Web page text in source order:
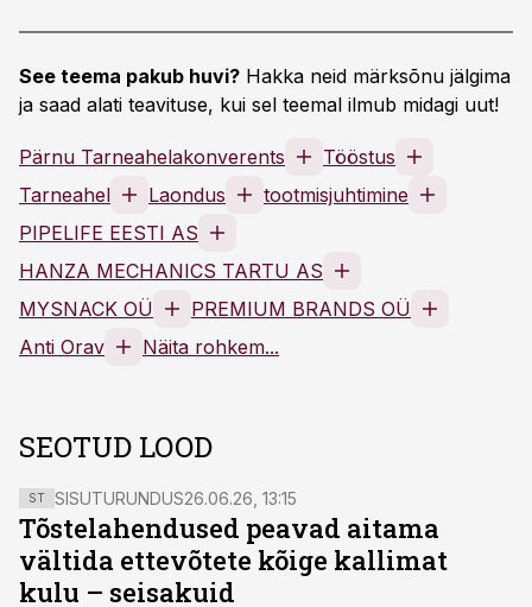
See teema pakub huvi? Hakka neid märksõnu jälgima
ja saad alati teavituse, kui sel teemal ilmub midagi uut!
Pärnu Tarneahelakonverents
Tööstus
Tarneahel
Laondus
tootmisjuhtimine
PIPELIFE EESTI AS
HANZA MECHANICS TARTU AS
MYSNACK OÜ
PREMIUM BRANDS OÜ
Anti Orav
Näita rohkem...
SEOTUD LOOD
ST SISUTURUNDUS26.06.26, 13:15
Tõstelahendused peavad aitama
vältida ettevõtete kõige kallimat
kulu – seisakuid